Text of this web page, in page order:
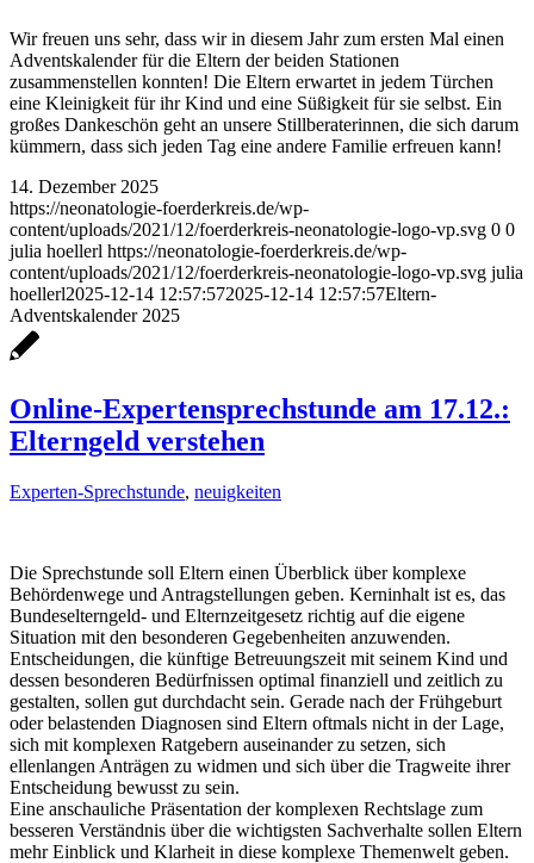
Wir freuen uns sehr, dass wir in diesem Jahr zum ersten Mal einen
Adventskalender für die Eltern der beiden Stationen
zusammenstellen konnten! Die Eltern erwartet in jedem Türchen
eine Kleinigkeit für ihr Kind und eine Süßigkeit für sie selbst. Ein
großes Dankeschön geht an unsere Stillberaterinnen, die sich darum
kümmern, dass sich jeden Tag eine andere Familie erfreuen kann!
14. Dezember 2025
https://neonatologie-foerderkreis.de/wp-
content/uploads/2021/12/foerderkreis-neonatologie-logo-vp.svg 0 0
julia hoellerl https://neonatologie-foerderkreis.de/wp-
content/uploads/2021/12/foerderkreis-neonatologie-logo-vp.svg julia
hoellerl2025-12-14 12:57:572025-12-14 12:57:57Eltern-
Adventskalender 2025
Online-Expertensprechstunde am 17.12.:
Elterngeld verstehen
Experten-Sprechstunde, neuigkeiten
Die Sprechstunde soll Eltern einen Überblick über komplexe
Behördenwege und Antragstellungen geben. Kerninhalt ist es, das
Bundeselterngeld- und Elternzeitgesetz richtig auf die eigene
Situation mit den besonderen Gegebenheiten anzuwenden.
Entscheidungen, die künftige Betreuungszeit mit seinem Kind und
dessen besonderen Bedürfnissen optimal finanziell und zeitlich zu
gestalten, sollen gut durchdacht sein. Gerade nach der Frühgeburt
oder belastenden Diagnosen sind Eltern oftmals nicht in der Lage,
sich mit komplexen Ratgebern auseinander zu setzen, sich
ellenlangen Anträgen zu widmen und sich über die Tragweite ihrer
Entscheidung bewusst zu sein.
Eine anschauliche Präsentation der komplexen Rechtslage zum
besseren Verständnis über die wichtigsten Sachverhalte sollen Eltern
mehr Einblick und Klarheit in diese komplexe Themenwelt geben.